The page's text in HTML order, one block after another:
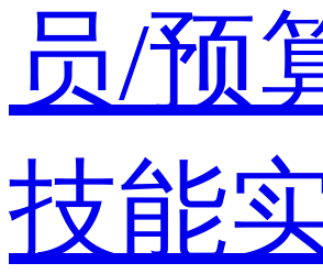
员/预
技能